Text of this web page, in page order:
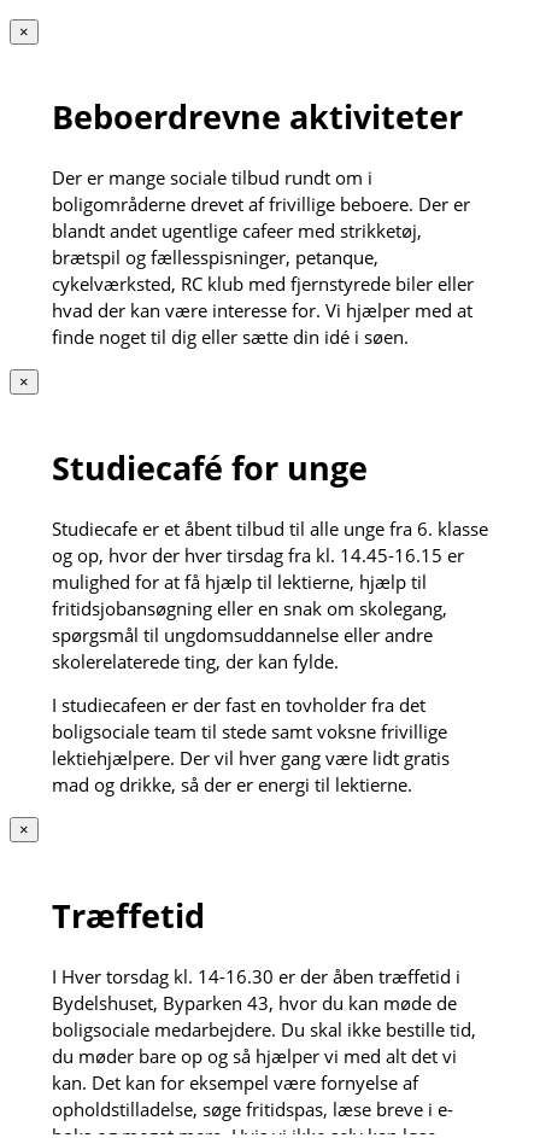
×
Beboerdrevne aktiviteter
Der er mange sociale tilbud rundt om i
boligområderne drevet af frivillige beboere. Der er
blandt andet ugentlige cafeer med strikketøj,
brætspil og fællesspisninger, petanque,
cykelværksted, RC klub med fjernstyrede biler eller
hvad der kan være interesse for. Vi hjælper med at
finde noget til dig eller sætte din idé i søen.
×
Studiecafé for unge
Studiecafe er et åbent tilbud til alle unge fra 6. klasse
og op, hvor der hver tirsdag fra kl. 14.45-16.15 er
mulighed for at få hjælp til lektierne, hjælp til
fritidsjobansøgning eller en snak om skolegang,
spørgsmål til ungdomsuddannelse eller andre
skolerelaterede ting, der kan fylde.
I studiecafeen er der fast en tovholder fra det
boligsociale team til stede samt voksne frivillige
lektiehjælpere. Der vil hver gang være lidt gratis
mad og drikke, så der er energi til lektierne.
×
Træffetid
I Hver torsdag kl. 14-16.30 er der åben træffetid i
Bydelshuset, Byparken 43, hvor du kan møde de
boligsociale medarbejdere. Du skal ikke bestille tid,
du møder bare op og så hjælper vi med alt det vi
kan. Det kan for eksempel være fornyelse af
opholdstilladelse, søge fritidspas, læse breve i e-